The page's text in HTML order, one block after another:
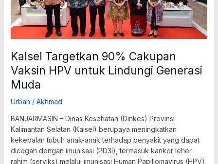
Kalsel Targetkan 90% Cakupan
Vaksin HPV untuk Lindungi Generasi
Muda
Urban / Akhmad
BANJARMASIN – Dinas Kesehatan (Dinkes) Provinsi
Kalimantan Selatan (Kalsel) berupaya meningkatkan
kekebalan tubuh anak-anak terhadap penyakit yang dapat
dicegah dengan imunisasi (PD3I), termasuk kanker leher
rahim (serviks) melalui imunisasi Human Papillomavirus (HPV),
Muda